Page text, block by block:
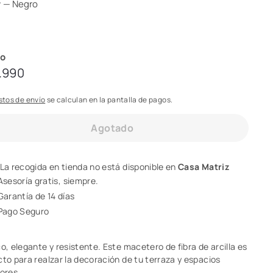
— Negro
de envíose calculan en la pantalla de pagos.
Agotado
La recogida en tienda no está disponible enCasa Matriz
gratis, siempre.
de 14 días
Seguro
elegante y resistente. Este macetero de fibra de arcilla es
para realzar la decoración de tu terraza y espacios